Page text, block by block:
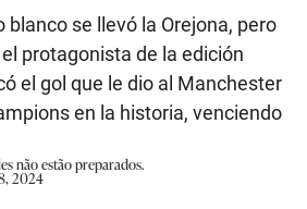
blanco se llevó la Orejona, pero
protagonista de la edición
el gol que le dio al Manchester
en la historia, venciendo
não estão preparados.
2024